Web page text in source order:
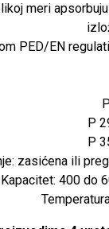
meri
PED/EN
P
P
zasićena ili
Kapacitet: 400 do